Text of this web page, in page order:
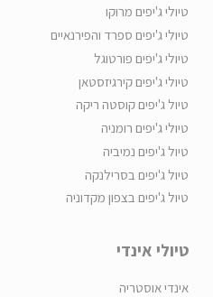
טיולי ג'יפים מרוקו
טיולי ג'יפים ספרד והפירנאיים
טיולי ג'יפים פורטוגל
טיולי ג'יפים קירגיזסטאן
טיול ג'יפים קוסטה ריקה
טיולי ג'יפים רומניה
טיול ג'יפים נמיביה
טיול ג'יפים בסרילנקה
טיול ג'יפים בצפון מקדוניה
טיולי אינדי
אינדי אוסטריה